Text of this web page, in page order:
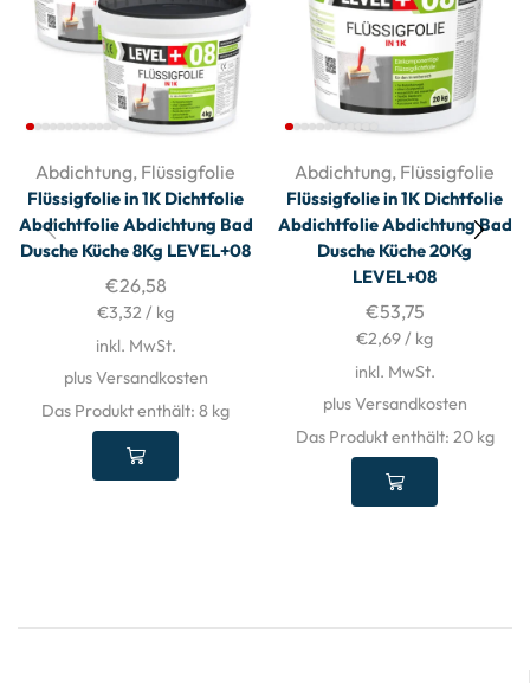
Abdichtung, Flüssigfolie
Flüssigfolie in 1K Dichtfolie
Abdichtfolie Abdichtung Bad
Dusche Küche 8Kg LEVEL+08
€26,58
€3,32 / kg
inkl. MwSt.
plus Versandkosten
Das Produkt enthält: 8 kg
Abdichtung, Flüssigfolie
Flüssigfolie in 1K Dichtfolie
Abdichtfolie Abdichtung Bad
Dusche Küche 20Kg
LEVEL+08
€53,75
€2,69/ kg
inkl. MwSt.
plus Versandkosten
Das Produkt enthält: 20 kg